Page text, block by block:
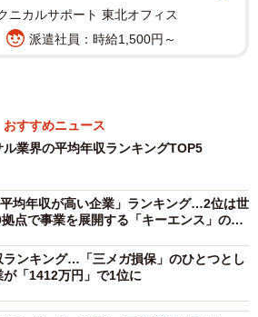
ライアントの課題を解決するさまざ
す。
（1242.1万円）】
企業です。最も精通する分野は金融
くは金融業界のインフラとして機
リューションやサービスは、幅広い
。
コンサルティング（1117.6万
ァームとして、企業が抱えるさま
ニカルサポート 東北オフィス
派遣社員：時給1,500円～
おすすめニュース
ル業界の平均年収ランキングTOP5
均年収が高い企業」ランキング…2位は世
点で事業を展開する「キーエンス」の
ランキング…「三メガ損保」のひとつとし
「1412万円」で1位に